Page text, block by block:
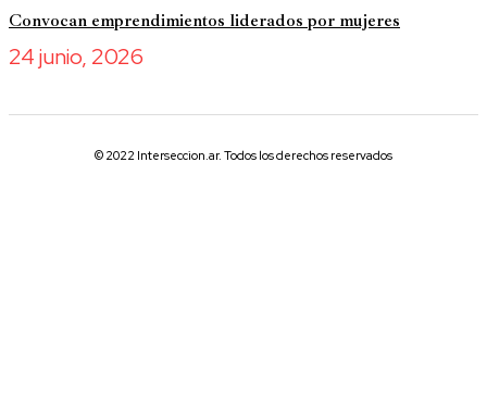
Convocan emprendimientos liderados por mujeres
24 junio, 2026
© 2022 Interseccion.ar. Todos los derechos reservados